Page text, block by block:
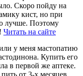
Скоро пойду на
кист, но при
лучше. Поэтому
Читать на сайте
у меня мастопатию
Купить его
в первой же аптеке.
от 3-х месяцев